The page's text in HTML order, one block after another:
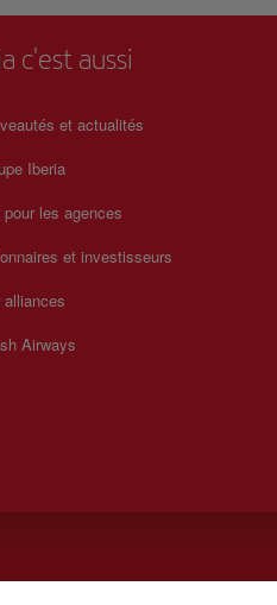
c'est aussi
et actualités
Iberia
les agences
et investisseurs
alliances
Airways